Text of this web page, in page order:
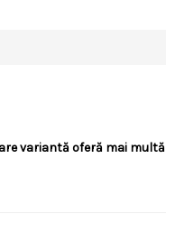
variantă oferă mai multă